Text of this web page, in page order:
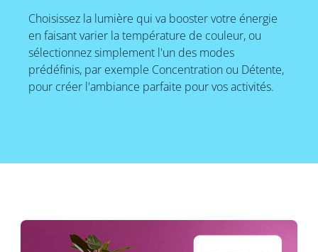
Choisissez la lumière qui va booster votre énergie
en faisant varier la température de couleur, ou
sélectionnez simplement l'un des modes
prédéfinis, par exemple Concentration ou Détente,
pour créer l'ambiance parfaite pour vos activités.